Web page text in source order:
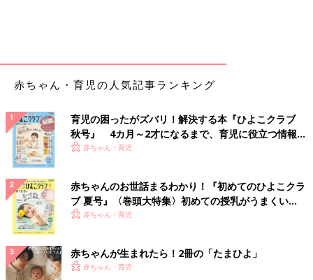
赤ちゃん・育児の人気記事ランキング
育児の困ったがズバリ！解決する本『ひよこクラブ
秋号』 4カ月～2才になるまで、育児に役立つ情報が
いっぱい！
赤ちゃん・育児
赤ちゃんのお世話まるわかり！『初めてのひよこクラ
ブ 夏号』〈巻頭大特集〉初めての授乳がうまくい
く！ おっぱい・ミルクの基本と夏のトラブル 解決テ
赤ちゃん・育児
赤ちゃんが生まれたら！2冊の「たまひよ」
赤ちゃん・育児